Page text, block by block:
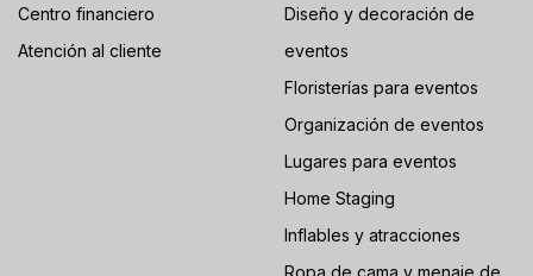
Centro financiero
Atención al cliente
Diseño y decoración de
eventos
Floristerías para eventos
Organización de eventos
Lugares para eventos
Home Staging
Inflables y atracciones